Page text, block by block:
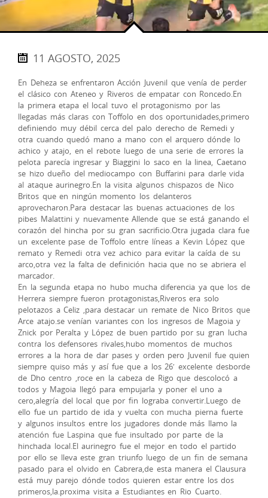
11 AGOSTO, 2025
En Deheza se enfrentaron Acción Juvenil que venía de perder
el clásico con Ateneo y Riveros de empatar con Roncedo.En
la primera etapa el local tuvo el protagonismo por las
llegadas más claras con Toffolo en dos oportunidades,primero
definiendo muy débil cerca del palo derecho de Remedi y
otra cuando quedó mano a mano con el arquero dónde lo
achico y atajo, en el rebote luego de una serie de errores la
pelota parecía ingresar y Biaggini lo saco en la linea, Caetano
se hizo dueño del mediocampo con Buffarini para darle vida
al ataque aurinegro.En la visita algunos chispazos de Nico
Britos que en ningún momento los delanteros
aprovecharon.Para destacar las buenas actuaciones de los
pibes Malattini y nuevamente Allende que se está ganando el
corazón del hincha por su gran sacrificio.Otra jugada clara fue
un excelente pase de Toffolo entre líneas a Kevin López que
remato y Remedi otra vez achico para evitar la caída de su
arco,otra vez la falta de definición hacia que no se abriera el
marcador.
En la segunda etapa no hubo mucha diferencia ya que los de
Herrera siempre fueron protagonistas,Riveros era solo
pelotazos a Celiz ,para destacar un remate de Nico Britos que
Arce atajo.se venían variantes con los ingresos de Magoia y
Znick por Peralta y López de buen partido por su gran lucha
contra los defensores rivales,hubo momentos de muchos
errores a la hora de dar pases y orden pero Juvenil fue quien
siempre quiso más y así fue que a los 26′ excelente desborde
de Dho centro ,roce en la cabeza de Rigo que descolocó a
todos y Magoia llegó para empujarla y poner el uno a
cero,alegría del local que por fin lograba convertir.Luego de
ello fue un partido de ida y vuelta con mucha pierna fuerte
y algunos insultos entre los jugadores donde más llamo la
atención fue Laspina que fue insultado por parte de la
hinchada local.El aurinegro fue el mejor en todo el partido
por ello se lleva este gran triunfo luego de un fin de semana
pasado para el olvido en Cabrera,de esta manera el Clausura
está muy parejo dónde todos quieren estar entre los dos
primeros,la.proxima visita a Estudiantes en Rio Cuarto.